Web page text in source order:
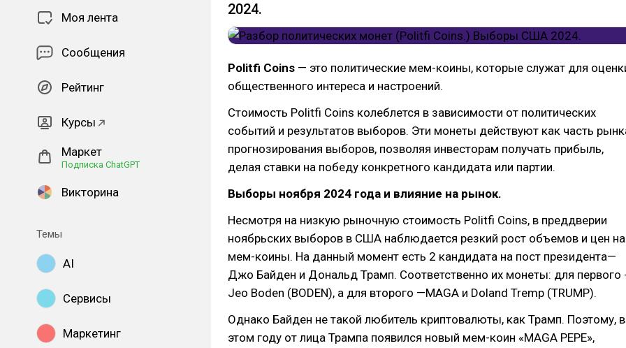
Моя лента
Сообщения
Рейтинг
Курсы
Маркет
Подписка ChatGPT
Викторина
Темы
AI
Сервисы
Маркетинг
2024.
Politfi Coins — это политические мем-коины, которые служат для
общественного интереса и настроений.
Стоимость Politfi Coins колеблется в зависимости от политических
событий и результатов выборов. Эти монеты действуют как часть
прогнозирования выборов, позволяя инвесторам получать прибыль,
делая ставки на победу конкретного кандидата или партии.
Выборы ноября 2024 года и влияние на рынок.
Несмотря на низкую рыночную стоимость Politfi Coins, в преддверии
ноябрьских выборов в США наблюдается резкий рост объемов и цен на
мем-коины. На данный момент есть 2 кандидата на пост президента—
Джо Байден и Дональд Трамп. Соответственно их монеты: для первого
Jeo Boden (BODEN), а для второго —MAGA и Doland Tremp (TRUMP).
Однако Байден не такой любитель криптовалюты, как Трамп. Поэтому, в
этом году от лица Трампа появился новый мем-коин «MAGA PEPE»,